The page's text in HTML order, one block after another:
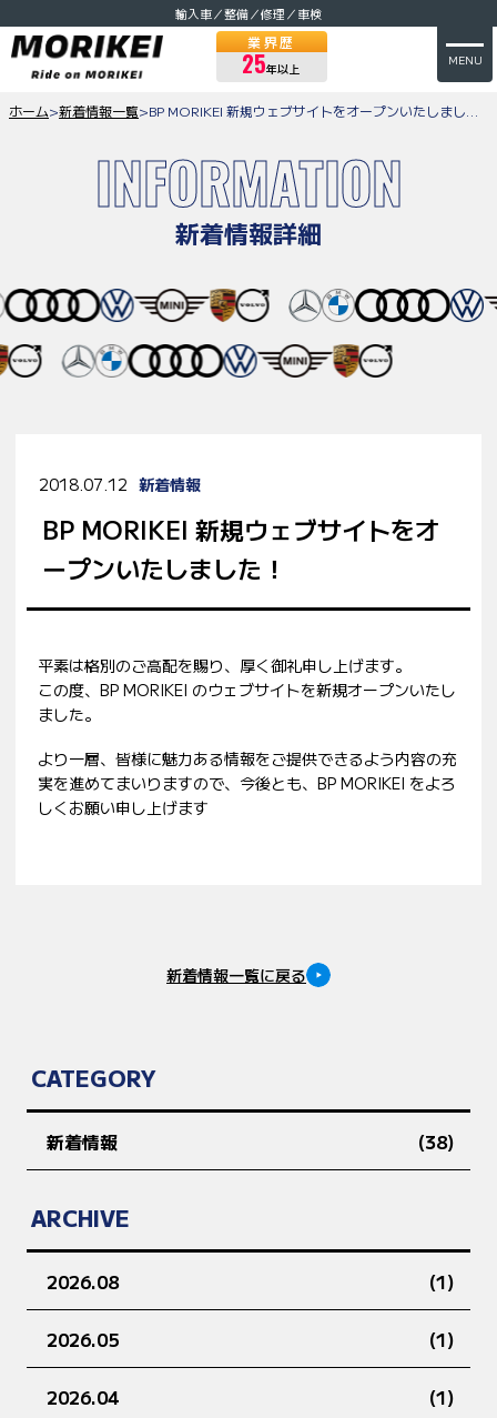
輸入車／整備／修理／車検
業界歴
25年以上
MENU
ホーム>新着情報一覧>
INFORMATION
新着情報詳細
2018.07.12 新着情報
BP MORIKEI 新規ウェブサイトをオ
ープンいたしました！
平素は格別のご高配を賜り、厚く御礼申し上げます。
この度、BP MORIKEI のウェブサイトを新規オープンいたし
ました。
より一層、皆様に魅力ある情報をご提供できるよう内容の充
実を進めてまいりますので、今後とも、BP MORIKEI をよろ
しくお願い申し上げます
新着情報一覧に戻る
CATEGORY
新着情報 (38)
ARCHIVE
2026.08 (1)
2026.05 (1)
2026.04 (1)